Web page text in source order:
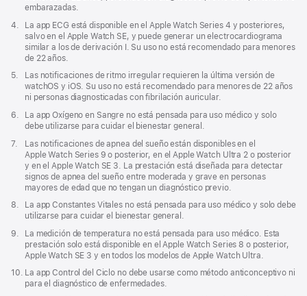
nueva)
página
embarazadas.
Nota
4.
La app ECG está disponible en el Apple Watch Series 4 y posteriores,
salvo en el Apple Watch SE, y puede generar un electrocardiograma
similar a los de derivación I. Su uso no está recomendado para menores
de 22 años.
Nota
página
5.
Las notificaciones de ritmo irregular requieren la última versión de
watchOS y iOS. Su uso no está recomendado para menores de 22 años
ni personas diagnosticadas con fibrilación auricular.
Nota
de
página
6.
La app Oxígeno en Sangre no está pensada para uso médico y solo
debe utilizarse para cuidar el bienestar general.
Nota
página
7.
Las notificaciones de apnea del sueño están disponibles en el
Apple Watch Series 9 o posterior, en el Apple Watch Ultra 2 o posterior
y en el Apple Watch SE 3. La prestación está diseñada para detectar
signos de apnea del sueño entre moderada y grave en personas
mayores de edad que no tengan un diagnóstico previo.
Nota
de
página
8.
La app Constantes Vitales no está pensada para uso médico y solo debe
utilizarse para cuidar el bienestar general.
Nota
página
9.
La medición de temperatura no está pensada para uso médico. Esta
prestación solo está disponible en el Apple Watch Series 8 o posterior,
Apple Watch SE 3 y en todos los modelos de Apple Watch Ultra.
Nota
10. La app Control del Ciclo no debe usarse como método anticonceptivo ni
para el diagnóstico de enfermedades.